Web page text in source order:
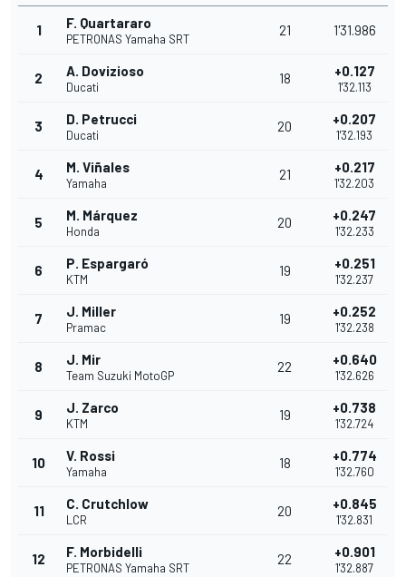
1 F. Quartararo
PETRONAS Yamaha SRT
21 1'31.986
2 A. Dovizioso
Ducati
18 +0.127
1'32.113
3 D. Petrucci
Ducati
20 +0.207
1'32.193
4 M. Viñales
Yamaha
21 +0.217
1'32.203
5 M. Márquez
Honda
20 +0.247
1'32.233
6 P. Espargaró
KTM
19 +0.251
1'32.237
7 J. Miller
Pramac
19 +0.252
1'32.238
8 J. Mir
Team Suzuki MotoGP
22 +0.640
1'32.626
9 J. Zarco
KTM
19 +0.738
1'32.724
10 V. Rossi
Yamaha
18 +0.774
1'32.760
11 C. Crutchlow
LCR
20 +0.845
1'32.831
12 F. Morbidelli
PETRONAS Yamaha SRT
22 +0.901
1'32.887